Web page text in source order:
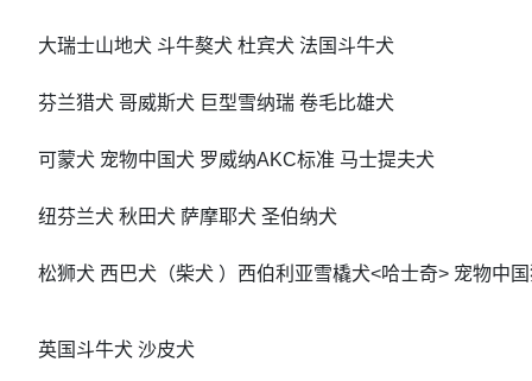
大瑞士山地犬 斗牛獒犬 杜宾犬 法国斗牛犬
芬兰猎犬 哥威斯犬 巨型雪纳瑞 卷毛比雄犬
可蒙犬 宠物中国犬 罗威纳AKC标准 马士提夫犬
纽芬兰犬 秋田犬 萨摩耶犬 圣伯纳犬
松狮犬 西巴犬（柴犬 ）西伯利亚雪橇犬<哈士奇> 宠物中国
英国斗牛犬 沙皮犬